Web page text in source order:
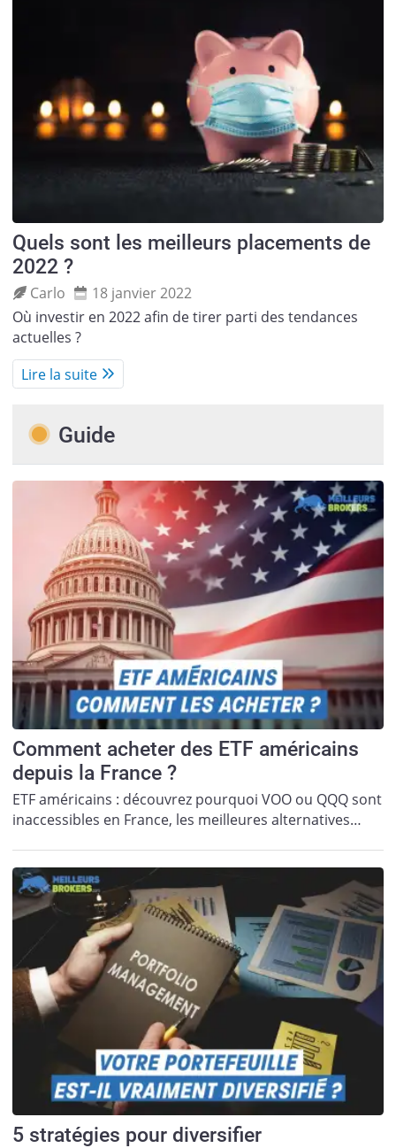
Quels sont les meilleurs placements de
2022 ?
Carlo
18 janvier 2022
Où investir en 2022 afin de tirer parti des tendances
actuelles ?
Lire la suite
Guide
Comment acheter des ETF américains
depuis la France ?
ETF américains : découvrez pourquoi VOO ou QQQ sont
inaccessibles en France, les meilleures alternatives…
5 stratégies pour diversifier